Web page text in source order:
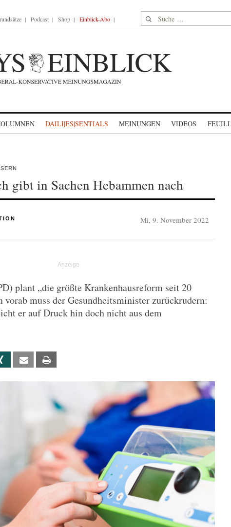
Podcast Shop Einblick-Abo Suche nach:
DAILI|ES|SENTIALS MEINUNGEN VIDEOS
gibt in Sachen Hebammen nach
Mi, 9. November 2022
plant „die größte Krankenhausreform seit 20
vorab muss der Gesundheitsminister zurückrudern:
er auf Druck hin doch nicht aus dem
Xing Email